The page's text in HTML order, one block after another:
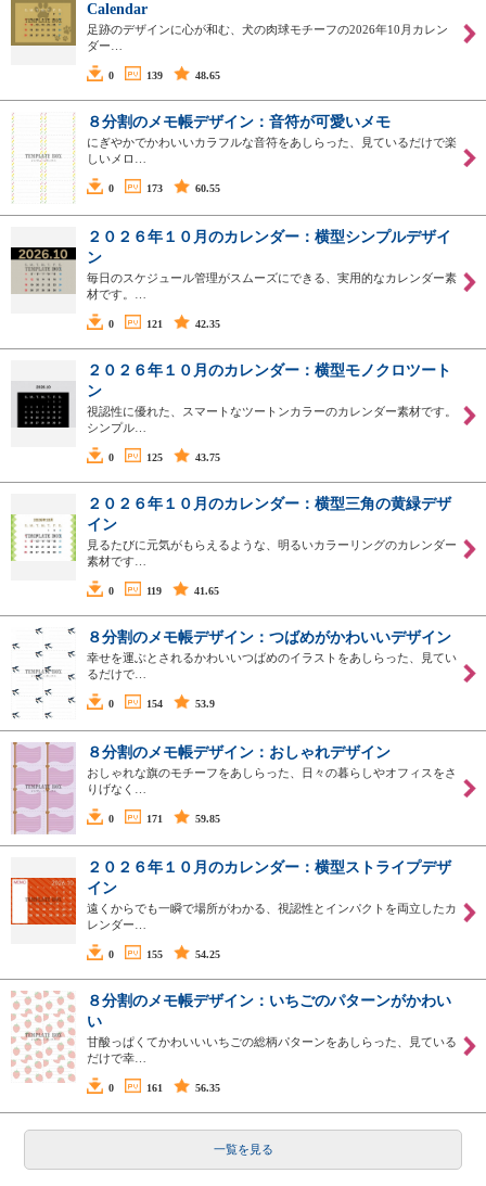
Calendar
足跡のデザインに心が和む、犬の肉球モチーフの2026年10月カレン
ダー…
0 139 48.65
８分割のメモ帳デザイン：音符が可愛いメモ
にぎやかでかわいいカラフルな音符をあしらった、見ているだけで楽
しいメロ…
0 173 60.55
２０２６年１０月のカレンダー：横型シンプルデザイ
ン
毎日のスケジュール管理がスムーズにできる、実用的なカレンダー素
材です。…
0 121 42.35
２０２６年１０月のカレンダー：横型モノクロツート
ン
視認性に優れた、スマートなツートンカラーのカレンダー素材です。
シンプル…
0 125 43.75
２０２６年１０月のカレンダー：横型三角の黄緑デザ
イン
見るたびに元気がもらえるような、明るいカラーリングのカレンダー
素材です…
0 119 41.65
８分割のメモ帳デザイン：つばめがかわいいデザイン
幸せを運ぶとされるかわいいつばめのイラストをあしらった、見てい
るだけで…
0 154 53.9
８分割のメモ帳デザイン：おしゃれデザイン
おしゃれな旗のモチーフをあしらった、日々の暮らしやオフィスをさ
りげなく…
0 171 59.85
２０２６年１０月のカレンダー：横型ストライプデザ
イン
遠くからでも一瞬で場所がわかる、視認性とインパクトを両立したカ
レンダー…
0 155 54.25
８分割のメモ帳デザイン：いちごのパターンがかわい
い
甘酸っぱくてかわいいいちごの総柄パターンをあしらった、見ている
だけで幸…
0 161 56.35
一覧を見る